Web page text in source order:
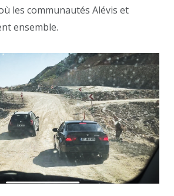
les communautés Alévis et
ensemble.